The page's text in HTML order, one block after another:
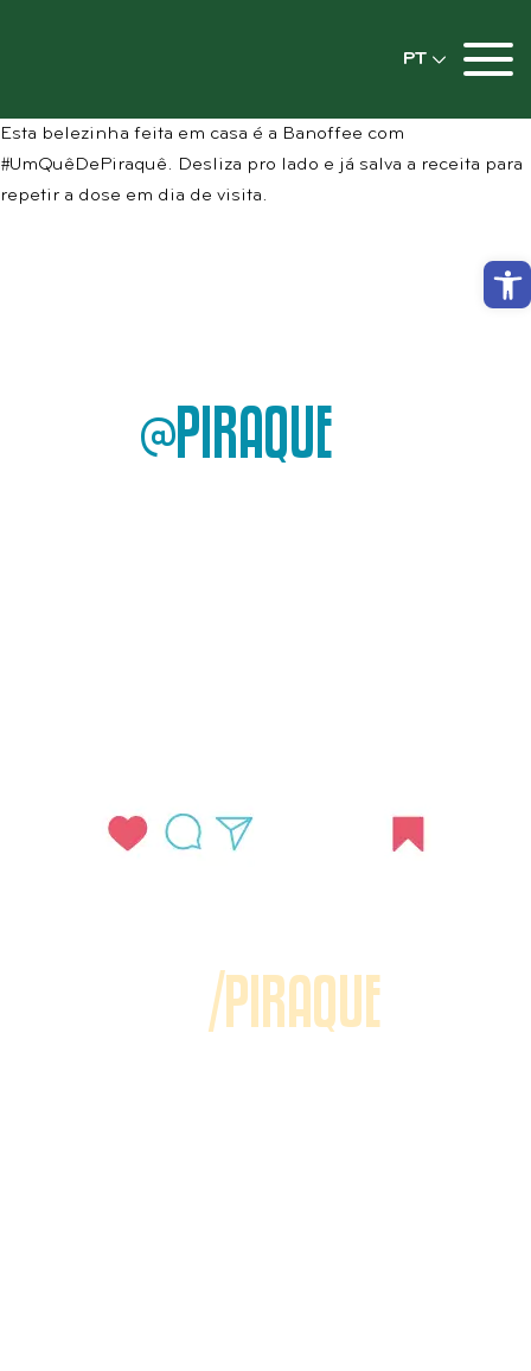
PT
Esta belezinha feita em casa é a Banoffee com
#UmQuêDePiraquê. Desliza pro lado e já salva a receita para
repetir a dose em dia de visita.
@PIRAQUE
/PIRAQUE